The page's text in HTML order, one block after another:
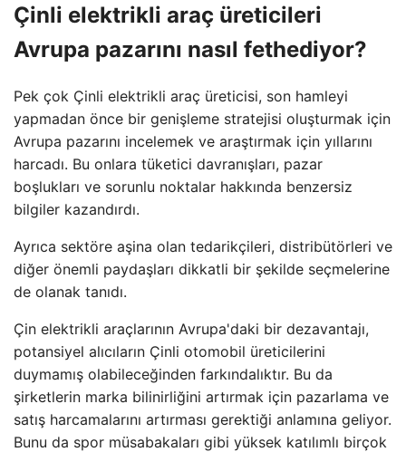
Çinli elektrikli araç üreticileri
Avrupa pazarını nasıl fethediyor?
Pek çok Çinli elektrikli araç üreticisi, son hamleyi
yapmadan önce bir genişleme stratejisi oluşturmak için
Avrupa pazarını incelemek ve araştırmak için yıllarını
harcadı. Bu onlara tüketici davranışları, pazar
boşlukları ve sorunlu noktalar hakkında benzersiz
bilgiler kazandırdı.
Ayrıca sektöre aşina olan tedarikçileri, distribütörleri ve
diğer önemli paydaşları dikkatli bir şekilde seçmelerine
de olanak tanıdı.
Çin elektrikli araçlarının Avrupa'daki bir dezavantajı,
potansiyel alıcıların Çinli otomobil üreticilerini
duymamış olabileceğinden farkındalıktır. Bu da
şirketlerin marka bilinirliğini artırmak için pazarlama ve
satış harcamalarını artırması gerektiği anlamına geliyor.
Bunu da spor müsabakaları gibi yüksek katılımlı birçok